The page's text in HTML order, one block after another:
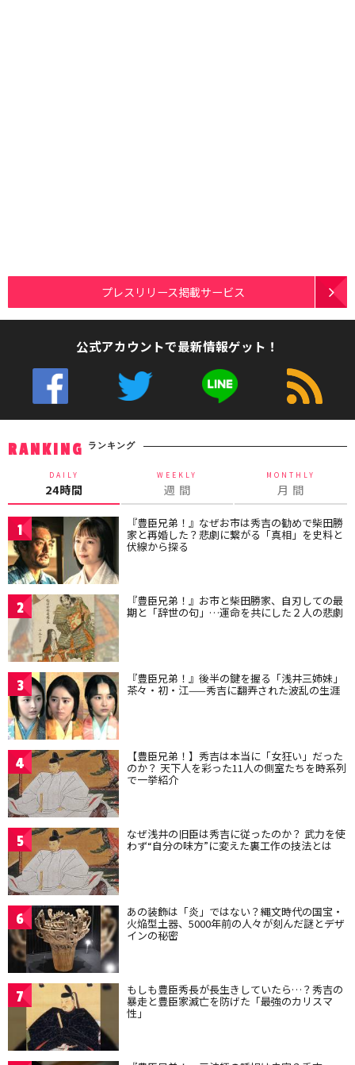
プレスリリース掲載サービス
公式アカウントで最新情報ゲット！
RANKING ランキング
DAILY
24時間
WEEKLY
週 間
MONTHLY
月 間
1 『豊臣兄弟！』なぜお市は秀吉の勧めで柴田勝
家と再婚した？悲劇に繋がる「真相」を史料と
伏線から探る
2 『豊臣兄弟！』お市と柴田勝家、自刃しての最
期と「辞世の句」…運命を共にした２人の悲劇
3 『豊臣兄弟！』後半の鍵を握る「浅井三姉妹」
茶々・初・江——秀吉に翻弄された波乱の生涯
4 【豊臣兄弟！】秀吉は本当に「女狂い」だった
のか？ 天下人を彩った11人の側室たちを時系列
で一挙紹介
5 なぜ浅井の旧臣は秀吉に従ったのか？ 武力を使
わず“自分の味方”に変えた裏工作の技法とは
6 あの装飾は「炎」ではない？縄文時代の国宝・
火焔型土器、5000年前の人々が刻んだ謎とデザ
インの秘密
7 もしも豊臣秀長が長生きしていたら…？秀吉の
暴走と豊臣家滅亡を防げた「最強のカリスマ
性」